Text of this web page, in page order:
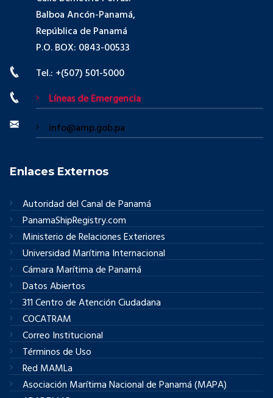
Balboa Ancón-Panamá,
República de Panamá
P.O. BOX: 0843-00533
Tel.: +(507) 501-5000
Líneas de Emergencia
info@amp.gob.pa
Enlaces Externos
Autoridad del Canal de Panamá
PanamaShipRegistry.com
Ministerio de Relaciones Exteriores
Universidad Marítima Internacional
Cámara Marítima de Panamá
Datos Abiertos
311 Centro de Atención Ciudadana
COCATRAM
Correo Institucional
Términos de Uso
Red MAMLa
Asociación Marítima Nacional de Panamá (MAPA)